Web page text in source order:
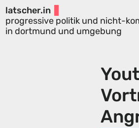
latscher.in
progressive politik und nicht-
in dortmund und umgebung